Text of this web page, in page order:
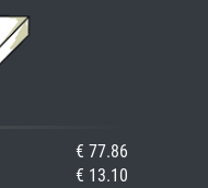
€ 77.86
€ 13.10